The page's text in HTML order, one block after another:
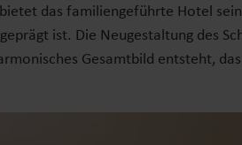
das familiengeführte Hotel
ist. Die Neugestaltung des
Gesamtbild entsteht,